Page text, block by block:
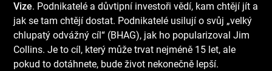
Vize. Podnikatelé a důvtipní investoři vědí, kam chtějí jít a
jak se tam chtějí dostat. Podnikatelé usilují o svůj „velký
chlupatý odvážný cíl“ (BHAG), jak ho popularizoval Jim
Collins. Je to cíl, který může trvat nejméně 15 let, ale
pokud to dotáhnete, bude život nekonečně lepší.